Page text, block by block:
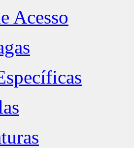
Acesso